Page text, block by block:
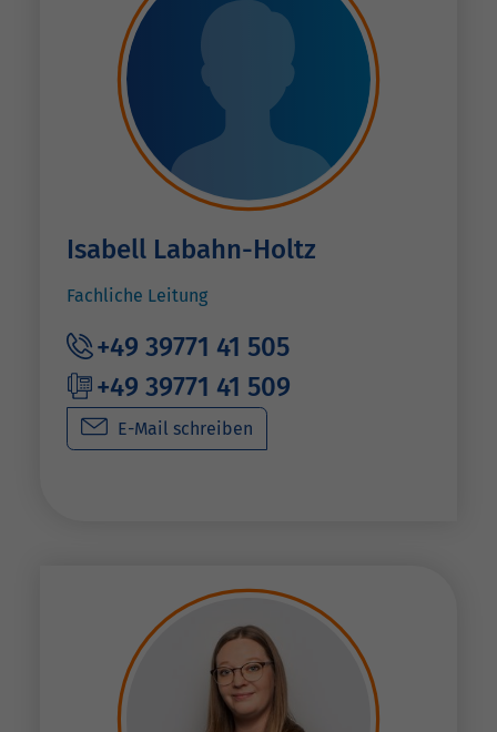
Isabell Labahn-Holtz
Fachliche Leitung
+49 39771 41 505
+49 39771 41 509
E-Mail schreiben